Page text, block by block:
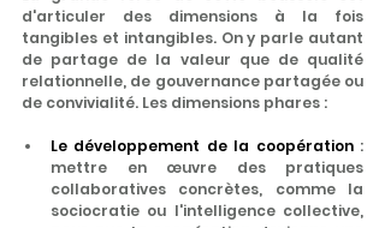
d'articuler des dimensions à la fois
tangibles et intangibles. On y parle autant
de partage de la valeur que de qualité
relationnelle, de gouvernance partagée ou
de convivialité. Les dimensions phares :
Le développement de la coopération :
mettre en œuvre des pratiques
collaboratives concrètes, comme la
sociocratie ou l'intelligence collective,